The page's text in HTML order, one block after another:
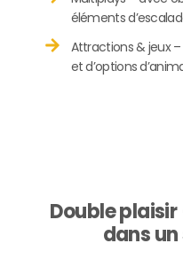
éléments
Attractions & jeux
et d’options
Double
dans